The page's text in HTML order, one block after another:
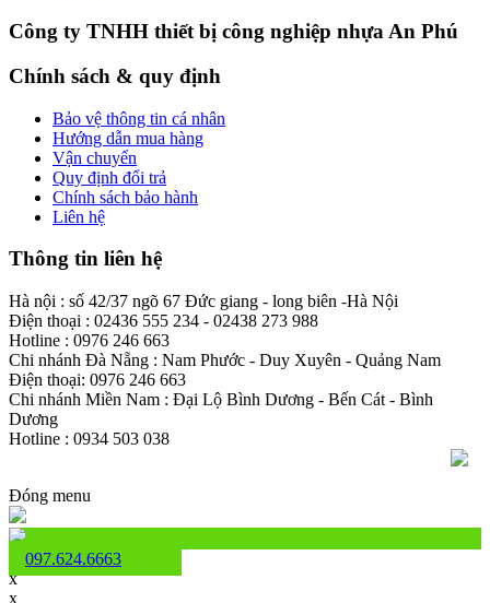
Công ty TNHH thiết bị công nghiệp nhựa An Phú
Chính sách & quy định
Bảo vệ thông tin cá nhân
Hướng dẫn mua hàng
Vận chuyển
Quy định đổi trả
Chính sách bảo hành
Liên hệ
Thông tin liên hệ
Hà nội : số 42/37 ngõ 67 Đức giang - long biên -Hà Nội
Điện thoại : 02436 555 234 - 02438 273 988
Hotline : 0976 246 663
Chi nhánh Đà Nẵng : Nam Phước - Duy Xuyên - Quảng Nam
Điện thoại: 0976 246 663
Chi nhánh Miền Nam : Đại Lộ Bình Dương - Bến Cát - Bình
Dương
Hotline : 0934 503 038
Đóng menu
097.624.6663
x
x